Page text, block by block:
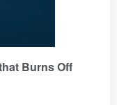
Burns Off